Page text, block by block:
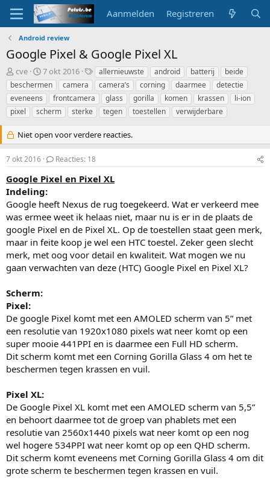
Aanmelden Registreren
Android review
Google Pixel & Google Pixel XL
O
n
d
e
r
e
r
p
s
t
a
r
e
r
cve
S
t
a
r
t
a
t
u
m
7 okt 2016
T
a
g
s
allernieuwste android batterij
beide
beschermen
camera camera’s corning daarmee
detectie
eveneens
frontcamera glass gorilla komen krassen
li-ion
pixel
scherm sterke tegen toestellen verwijderbare
Niet open voor verdere reacties.
7 okt 2016 Reacties: 18
Google Pixel en Pixel XL
Indeling:
Google heeft Nexus de rug toegekeerd. Wat er verkeerd mee
was ermee weet ik helaas niet, maar nu is er in de plaats de
google Pixel en de Pixel XL. Op de toestellen staat geen merk,
maar in feite koop je wel een HTC toestel. Zeker geen slecht
merk, met oog voor detail en kwaliteit. Wat mogen we nu
gaan verwachten van deze (HTC) Google Pixel en Pixel XL?
Scherm:
Pixel:
De google Pixel komt met een AMOLED scherm van 5” met
een resolutie van 1920x1080 pixels wat neer komt op een
super mooie 441PPI en is daarmee een Full HD scherm.
Dit scherm komt met een Corning Gorilla Glass 4 om het te
beschermen tegen krassen en vuil.
Pixel XL:
De Google Pixel XL komt met een AMOLED scherm van 5,5”
en behoort daarmee tot de groep van phablets met een
resolutie van 2560x1440 pixels wat neer komt op een nog
wel hogere 534PPI wat neer komt op op een QHD scherm.
Dit scherm komt eveneens met Corning Gorilla Glass 4 om dit
grote scherm te beschermen tegen krassen en vuil.